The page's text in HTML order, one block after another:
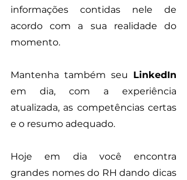
informações contidas nele de
acordo com a sua realidade do
momento.
Mantenha também seu LinkedIn
em dia, com a experiência
atualizada, as competências certas
e o resumo adequado.
Hoje em dia você encontra
grandes nomes do RH dando dicas